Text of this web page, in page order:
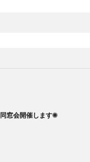
同窓会開催します☀